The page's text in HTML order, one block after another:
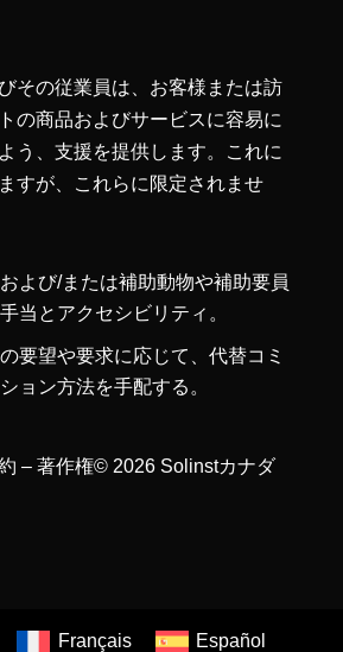
その従業員は、お客様または訪
の商品およびサービスに容易に
う、支援を提供します。これに
すが、これらに限定されませ
よび/または補助動物や補助要員
当とアクセシビリティ。
要望や要求に応じて、代替コミ
ョン方法を手配する。
– 著作権© 2026 Solinstカナダ
Français Español